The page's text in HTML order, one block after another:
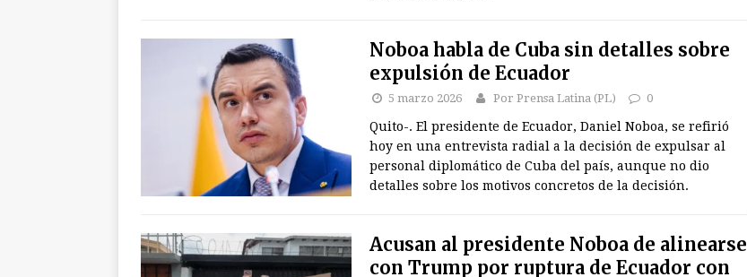
Noboa habla de Cuba sin detalles sobre
expulsión de Ecuador
5 marzo 2026 Por Prensa Latina (PL) 0
Quito-. El presidente de Ecuador, Daniel Noboa, se refirió
hoy en una entrevista radial a la decisión de expulsar al
personal diplomático de Cuba del país, aunque no dio
detalles sobre los motivos concretos de la decisión.
Acusan al presidente Noboa de alinearse
con Trump por ruptura de Ecuador con